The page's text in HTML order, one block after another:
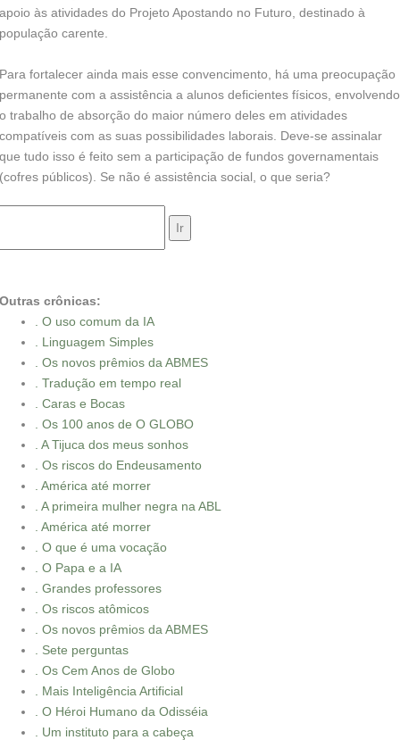
apoio às atividades do Projeto Apostando no Futuro, destinado à
população carente.
Para fortalecer ainda mais esse convencimento, há uma preocupação
permanente com a assistência a alunos deficientes físicos, envolvendo
o trabalho de absorção do maior número deles em atividades
compatíveis com as suas possibilidades laborais. Deve-se assinalar
que tudo isso é feito sem a participação de fundos governamentais
(cofres públicos). Se não é assistência social, o que seria?
Outras crônicas:
. O uso comum da IA
. Linguagem Simples
. Os novos prêmios da ABMES
. Tradução em tempo real
. Caras e Bocas
. Os 100 anos de O GLOBO
. A Tijuca dos meus sonhos
. Os riscos do Endeusamento
. América até morrer
. A primeira mulher negra na ABL
. América até morrer
. O que é uma vocação
. O Papa e a IA
. Grandes professores
. Os riscos atômicos
. Os novos prêmios da ABMES
. Sete perguntas
. Os Cem Anos de Globo
. Mais Inteligência Artificial
. O Héroi Humano da Odisséia
. Um instituto para a cabeça